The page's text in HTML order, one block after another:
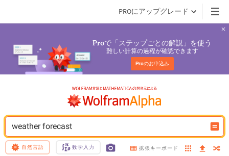
PROにアップグレード
Proで「ステップごとの解説」を使う
難しい計算の過程が確認できます
Proのお申込み
weather forecast
自然言語 数学入力 拡張キーボード